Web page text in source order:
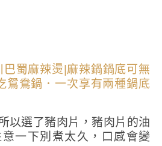
以選了豬肉片，豬肉片的油
一下別煮太久，口感會變